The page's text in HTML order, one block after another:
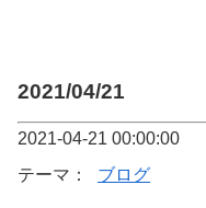
2021/04/21
2021-04-21 00:00:00
テーマ：
ブログ